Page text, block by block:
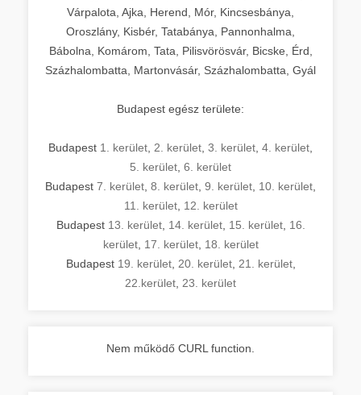
Várpalota, Ajka, Herend, Mór, Kincsesbánya,
Oroszlány, Kisbér, Tatabánya, Pannonhalma,
Bábolna, Komárom, Tata, Pilisvörösvár, Bicske, Érd,
Százhalombatta, Martonvásár, Százhalombatta, Gyál
Budapest egész területe:
Budapest 1. kerület 2. kerület 3. kerület 4. kerület
5. kerület 6. kerület
Budapest 7. kerület 8. kerület 9. kerület 10. kerület
11. kerület, 12. kerület
Budapest 13. kerület, 14. kerület, 15. kerület, 16.
kerület, 17. kerület, 18. kerület
Budapest 19. kerület, 20. kerület, 21. kerület,
22.kerület 23. kerület
Nem működő CURL function.